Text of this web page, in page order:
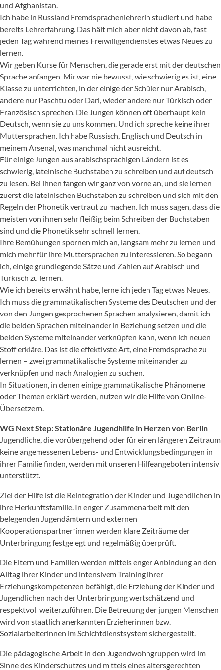
und Afghanistan.
Ich habe in Russland Fremdsprachenlehrerin studiert und habe
bereits Lehrerfahrung. Das hält mich aber nicht davon ab, fast
jeden Tag während meines Freiwilligendienstes etwas Neues zu
lernen.
Wir geben Kurse für Menschen, die gerade erst mit der deutschen
Sprache anfangen. Mir war nie bewusst, wie schwierig es ist, eine
Klasse zu unterrichten, in der einige der Schüler nur Arabisch,
andere nur Paschtu oder Dari, wieder andere nur Türkisch oder
Französisch sprechen. Die Jungen können oft überhaupt kein
Deutsch, wenn sie zu uns kommen. Und ich spreche keine ihrer
Muttersprachen. Ich habe Russisch, Englisch und Deutsch in
meinem Arsenal, was manchmal nicht ausreicht.
Für einige Jungen aus arabischsprachigen Ländern ist es
schwierig, lateinische Buchstaben zu schreiben und auf deutsch
zu lesen. Bei ihnen fangen wir ganz von vorne an, und sie lernen
zuerst die lateinischen Buchstaben zu schreiben und sich mit den
Regeln der Phonetik vertraut zu machen. Ich muss sagen, dass die
meisten von ihnen sehr fleißig beim Schreiben der Buchstaben
sind und die Phonetik sehr schnell lernen.
Ihre Bemühungen spornen mich an, langsam mehr zu lernen und
mich mehr für ihre Muttersprachen zu interessieren. So begann
ich, einige grundlegende Sätze und Zahlen auf Arabisch und
Türkisch zu lernen.
Wie ich bereits erwähnt habe, lerne ich jeden Tag etwas Neues.
Ich muss die grammatikalischen Systeme des Deutschen und der
von den Jungen gesprochenen Sprachen analysieren, damit ich
die beiden Sprachen miteinander in Beziehung setzen und die
beiden Systeme miteinander verknüpfen kann, wenn ich neuen
Stoff erkläre. Das ist die effektivste Art, eine Fremdsprache zu
lernen – zwei grammatikalische Systeme miteinander zu
verknüpfen und nach Analogien zu suchen.
In Situationen, in denen einige grammatikalische Phänomene
oder Themen erklärt werden, nutzen wir die Hilfe von Online-
Übersetzern.
WG Next Step: Stationäre Jugendhilfe in Herzen von Berlin
Jugendliche, die vorübergehend oder für einen längeren Zeitraum
keine angemessenen Lebens- und Entwicklungsbedingungen in
ihrer Familie finden, werden mit unseren Hilfeangeboten intensiv
unterstützt.
Ziel der Hilfe ist die Reintegration der Kinder und Jugendlichen in
ihre Herkunftsfamilie. In enger Zusammenarbeit mit den
belegenden Jugendämtern und externen
Kooperationspartner*innen werden klare Zeiträume der
Unterbringung festgelegt und regelmäßig überprüft.
Die Eltern und Familien werden mittels enger Anbindung an den
Alltag ihrer Kinder und intensivem Training ihrer
Erziehungskompetenzen befähigt, die Erziehung der Kinder und
Jugendlichen nach der Unterbringung wertschätzend und
respektvoll weiterzuführen. Die Betreuung der jungen Menschen
wird von staatlich anerkannten Erzieherinnen bzw.
Sozialarbeiterinnen im Schichtdienstsystem sichergestellt.
Die pädagogische Arbeit in den Jugendwohngruppen wird im
Sinne des Kinderschutzes und mittels eines altersgerechten